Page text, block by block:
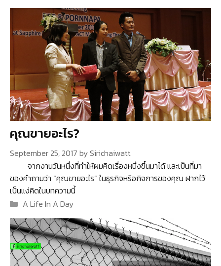
คุณขายอะไร?
September 25, 2017 bySirichaiwatt
จากงานวันหนึ่งที่ทำให้ผมคิดเรื่องหนึ่งขึ้นมาได้ และเป็นที่มา
ของคำถามว่า “คุณขายอะไร” ในธุรกิจหรือกิจการของคุณ ฝากไว้
เป็นแง่คิดในบทความนี้
Categories
A Life In A Day